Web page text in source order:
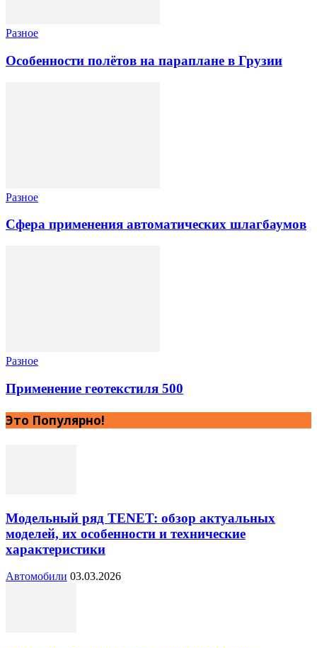
Разное
Особенности полётов на параплане в Грузии
Разное
Сфера применения автоматических шлагбаумов
Разное
Применение геотекстиля 500
Это Популярно!
Модельный ряд TENET: обзор актуальных
моделей, их особенности и технические
характеристики
Автомобили 03.03.2026